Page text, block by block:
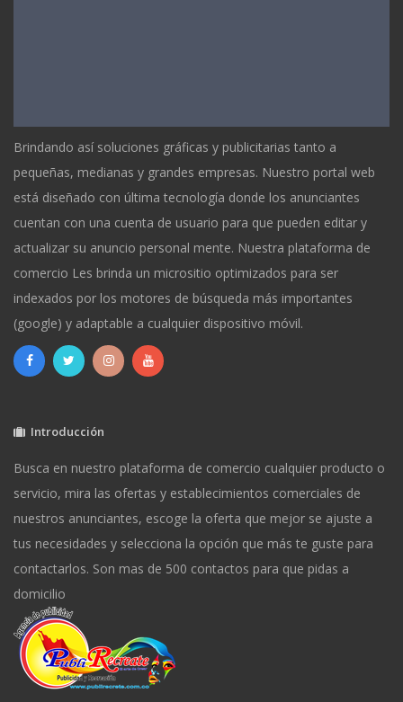
Brindando así soluciones gráficas y publicitarias tanto a
pequeñas, medianas y grandes empresas. Nuestro portal web
está diseñado con última tecnología donde los anunciantes
cuentan con una cuenta de usuario para que pueden editar y
actualizar su anuncio personal mente. Nuestra plataforma de
comercio Les brinda un micrositio optimizados para ser
indexados por los motores de búsqueda más importantes
(google) y adaptable a cualquier dispositivo móvil.
Introducción
Busca en nuestro plataforma de comercio cualquier producto o
servicio, mira las ofertas y establecimientos comerciales de
nuestros anunciantes, escoge la oferta que mejor se ajuste a
tus necesidades y selecciona la opción que más te guste para
contactarlos. Son mas de 500 contactos para que pidas a
domicilio